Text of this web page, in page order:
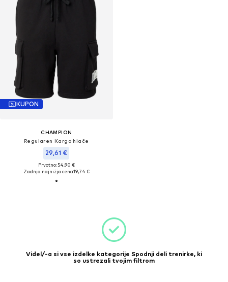
KUPON
CHAMPION
Regularen Kargo hlače
29,61 €
Prvotno: 54,90 €
Zadnja najnižja cena19,74 €
Videl/-a si vse izdelke kategorije Spodnji deli trenirke, ki
so ustrezali tvojim filtrom